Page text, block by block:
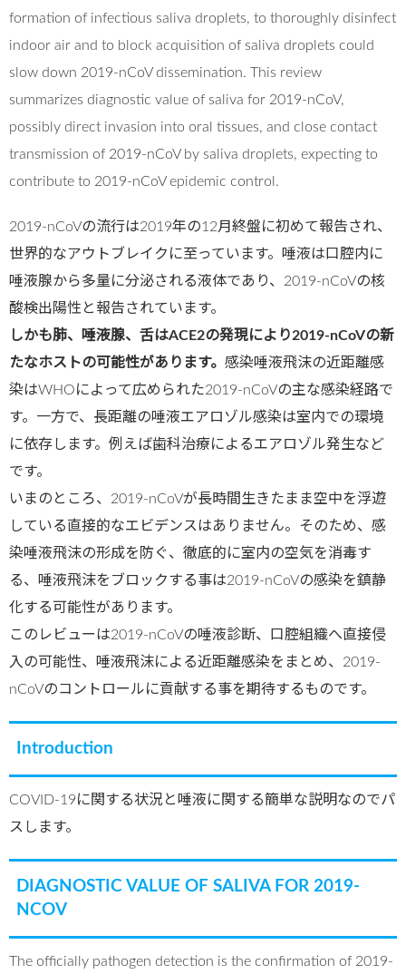
formation of infectious saliva droplets, to thoroughly disinfect
indoor air and to block acquisition of saliva droplets could
slow down 2019-nCoV dissemination. This review
summarizes diagnostic value of saliva for 2019-nCoV,
possibly direct invasion into oral tissues, and close contact
transmission of 2019-nCoV by saliva droplets, expecting to
contribute to 2019-nCoV epidemic control.
2019-nCoVの流行は2019年の12月終盤に初めて報告され、
世界的なアウトブレイクに至っています。唾液は口腔内に
唾液腺から多量に分泌される液体であり、2019-nCoVの核
酸検出陽性と報告されています。
しかも肺、唾液腺、舌はACE2の発現により2019-nCoVの新
たなホストの可能性があります。 感染唾液飛沫の近距離感
染はWHOによって広められた2019-nCoVの主な感染経路で
す。一方で、長距離の唾液エアロゾル感染は室内での環境
に依存します。例えば歯科治療によるエアロゾル発生など
です。
いまのところ、2019-nCoVが長時間生きたまま空中を浮遊
している直接的なエビデンスはありません。そのため、感
染唾液飛沫の形成を防ぐ、徹底的に室内の空気を消毒す
る、唾液飛沫をブロックする事は2019-nCoVの感染を鎮静
化する可能性があります。
このレビューは2019-nCoVの唾液診断、口腔組織へ直接侵
入の可能性、唾液飛沫による近距離感染をまとめ、2019-
nCoVのコントロールに貢献する事を期待するものです。
Introduction
COVID-19に関する状況と唾液に関する簡単な説明なのでパ
スします。
DIAGNOSTIC VALUE OF SALIVA FOR 2019-
NCOV
The officially pathogen detection is the confirmation of 2019-